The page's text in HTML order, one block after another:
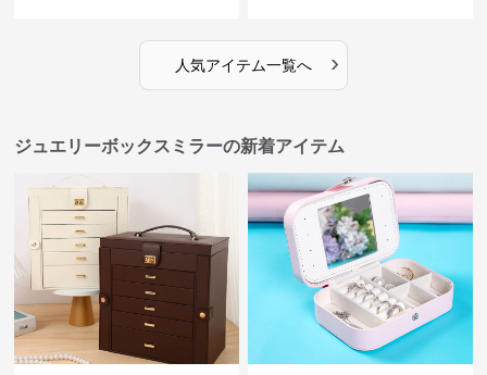
人気アイテム一覧へ ›
ジュエリーボックスミラーの新着アイテム